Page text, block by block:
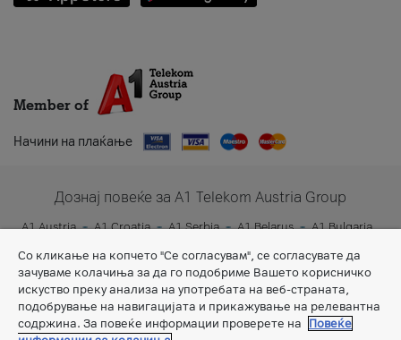
Member of
Начини на плаќање
Дознај повеќе за A1 Telekom Austria Group
A1 Austria A1 Croatia A1 Serbia A1 Belarus
A1 Bulgaria
Со кликање на копчето "Се согласувам", се согласувате да
зачуваме колачиња за да го подобриме Вашето корисничко
искуство преку анализа на употребата на веб-страната,
подобрување на навигацијата и прикажување на релевантна
содржина. За повеќе информации проверете на
Повеќе